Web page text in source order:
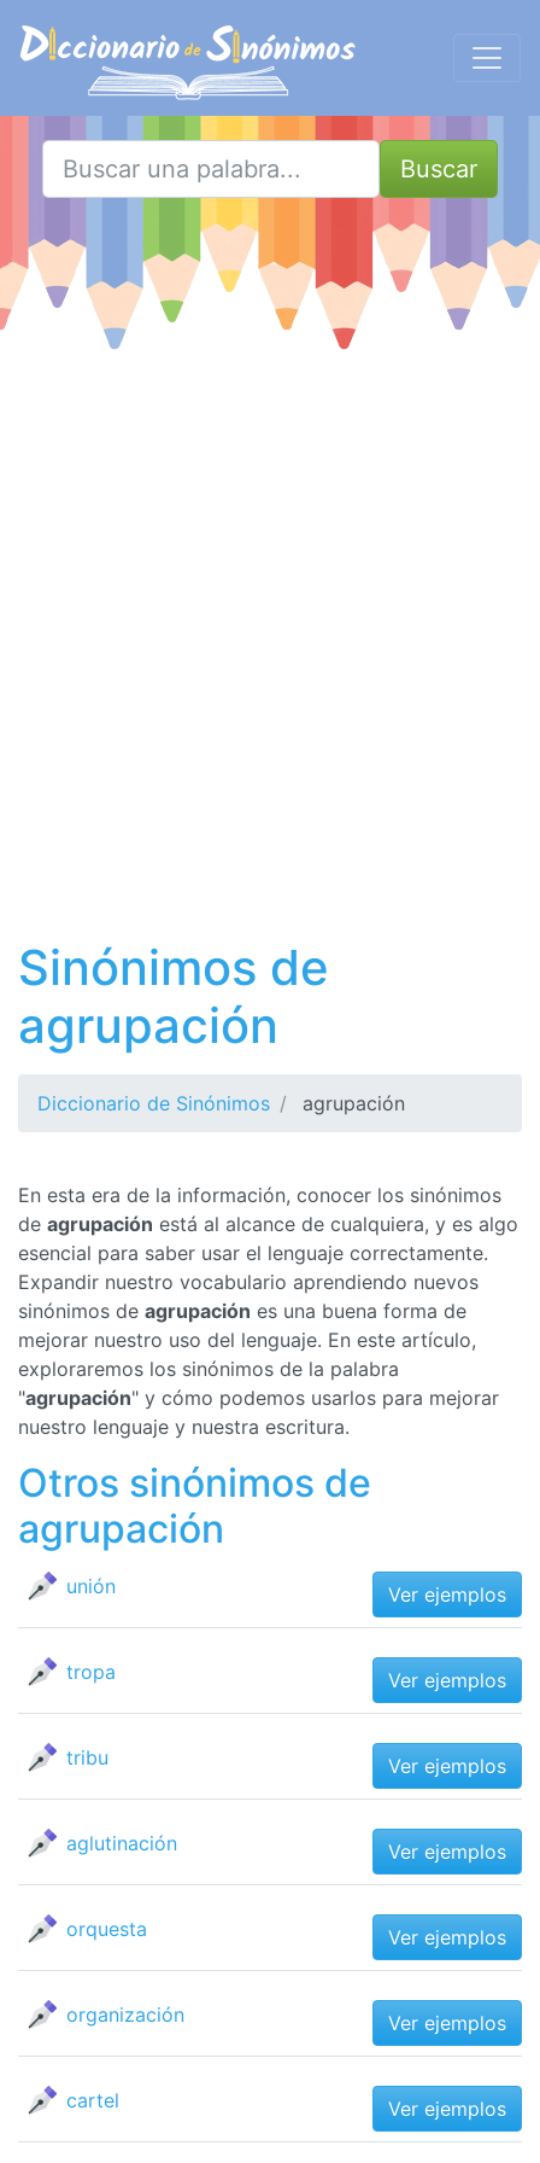
Buscar
Sinónimos de
agrupación
Diccionario de Sinónimos agrupación
En esta era de la información, conocer los sinónimos
de agrupación está al alcance de cualquiera, y es algo
esencial para saber usar el lenguaje correctamente.
Expandir nuestro vocabulario aprendiendo nuevos
sinónimos de agrupación es una buena forma de
mejorar nuestro uso del lenguaje. En este artículo,
exploraremos los sinónimos de la palabra
"agrupación" y cómo podemos usarlos para mejorar
nuestro lenguaje y nuestra escritura.
Otros sinónimos de
agrupación
unión Ver ejemplos
tropa Ver ejemplos
tribu Ver ejemplos
aglutinación Ver ejemplos
orquesta Ver ejemplos
organización Ver ejemplos
cartel Ver ejemplos